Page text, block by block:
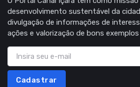
desenvolvimento sustentável da
divulgação de informações de
ações e valorização de bons exemplos
Cadastrar